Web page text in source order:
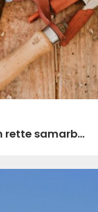
den rette samarb...